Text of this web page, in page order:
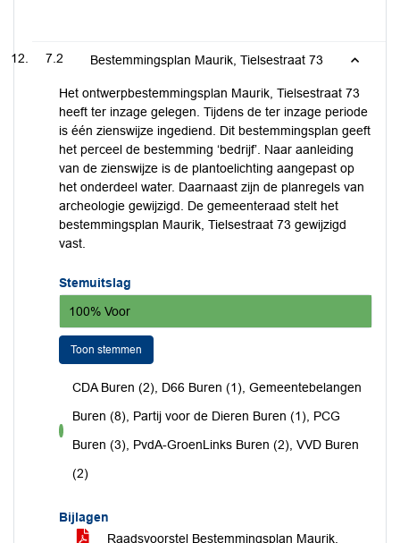
7.2 Bestemmingsplan Maurik, Tielsestraat 73
Het ontwerpbestemmingsplan Maurik, Tielsestraat 73
heeft ter inzage gelegen. Tijdens de ter inzage periode
is één zienswijze ingediend. Dit bestemmingsplan geeft
het perceel de bestemming ‘bedrijf’. Naar aanleiding
van de zienswijze is de plantoelichting aangepast op
het onderdeel water. Daarnaast zijn de planregels van
archeologie gewijzigd. De gemeenteraad stelt het
bestemmingsplan Maurik, Tielsestraat 73 gewijzigd
vast.
Stemuitslag
100% Voor
Toon stemmen
voor
CDA Buren (2), D66 Buren (1), Gemeentebelangen
Buren (8), Partij voor de Dieren Buren (1), PCG
Buren (3), PvdA-GroenLinks Buren (2), VVD Buren
(2)
Bijlagen
Raadsvoorstel Bestemmingsplan Maurik,